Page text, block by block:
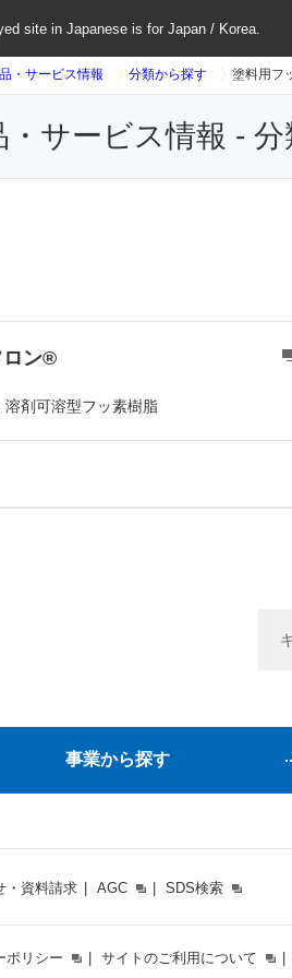
site in Japanese is for Japan / Korea.
・サービス情報 分類から探す 塗料用フ
・サービス情報 -
ロン®
溶剤可溶型フッ素樹脂
事業から探す
・資料請求 AGC SDS検索
ポリシー サイトのご利用について